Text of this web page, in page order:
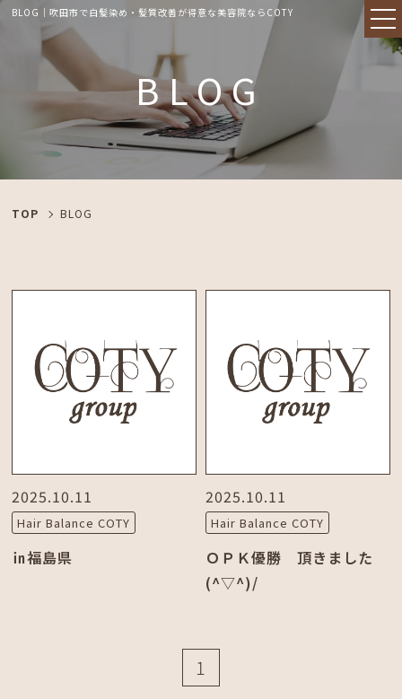
BLOG｜吹田市で白髪染め・髪質改善が得意な美容院ならCOTY
BLOG
TOP BLOG
2025.10.11
Hair Balance COTY
㏌福島県
2025.10.11
Hair Balance COTY
ＯＰＫ優勝 頂きました
(^▽^)/
1